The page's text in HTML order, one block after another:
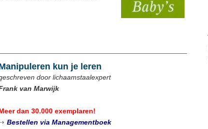
kun je leren
door lichaamstaalexpert
van Marwijk
dan 30.000 exemplaren!
Bestellen via Managementboek